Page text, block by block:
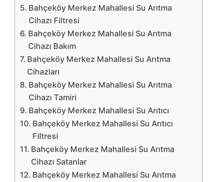
Bahçeköy Merkez Mahallesi Su Arıtma
Cihazı Filtresi
Bahçeköy Merkez Mahallesi Su Arıtma
Cihazı Bakım
Bahçeköy Merkez Mahallesi Su Arıtma
Cihazları
Bahçeköy Merkez Mahallesi Su Arıtma
Cihazı Tamiri
Bahçeköy Merkez Mahallesi Su Arıtıcı
Bahçeköy Merkez Mahallesi Su Arıtıcı
Filtresi
Bahçeköy Merkez Mahallesi Su Arıtma
Cihazı Satanlar
Bahçeköy Merkez Mahallesi Su Arıtma